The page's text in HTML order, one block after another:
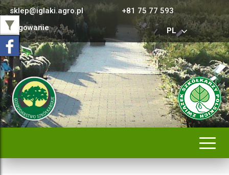
sklep@iglaki.agro.pl
+81 75 77 593
Logowanie
PL